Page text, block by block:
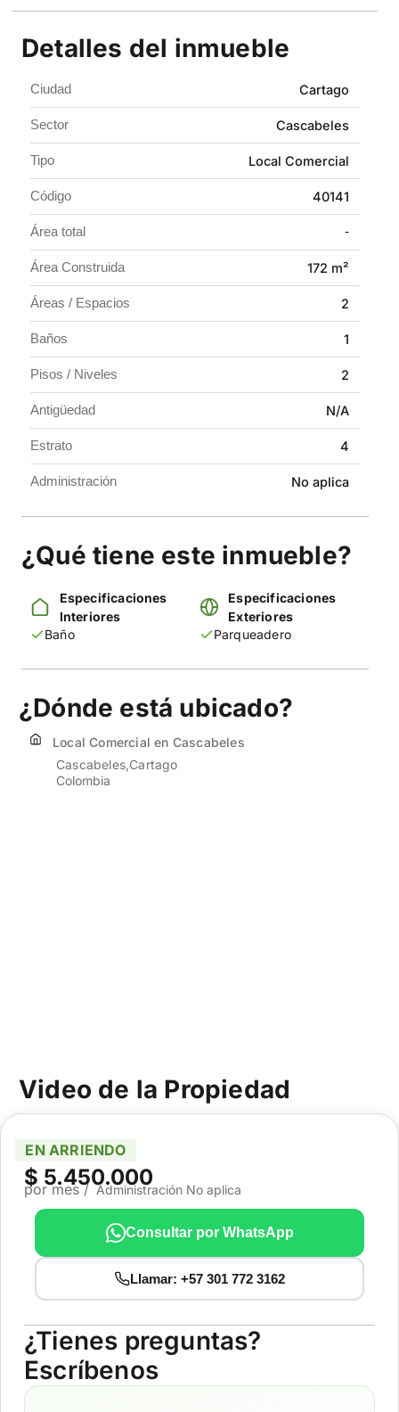
Importante: el canon publicado no incluye el valor de
Detalles del inmueble
Ciudad Cartago
Sector Cascabeles
Tipo Local Comercial
Código 40141
Área total -
Área Construida 172 m²
Áreas / Espacios 2
Baños 1
Pisos / Niveles 2
Antigüedad N/A
Estrato 4
Administración No aplica
¿Qué tiene este inmueble?
Especificaciones
Interiores
Baño
Especificaciones
Exteriores
Parqueadero
¿Dónde está ubicado?
Local Comercial en Cascabeles
Cascabeles Cartago
Colombia
Video de la Propiedad
EN ARRIENDO
$ 5.450.000
por mes / Administración No aplica
Consultar por WhatsApp
Llamar: +57 301 772 3162
¿Tienes preguntas?
Escríbenos